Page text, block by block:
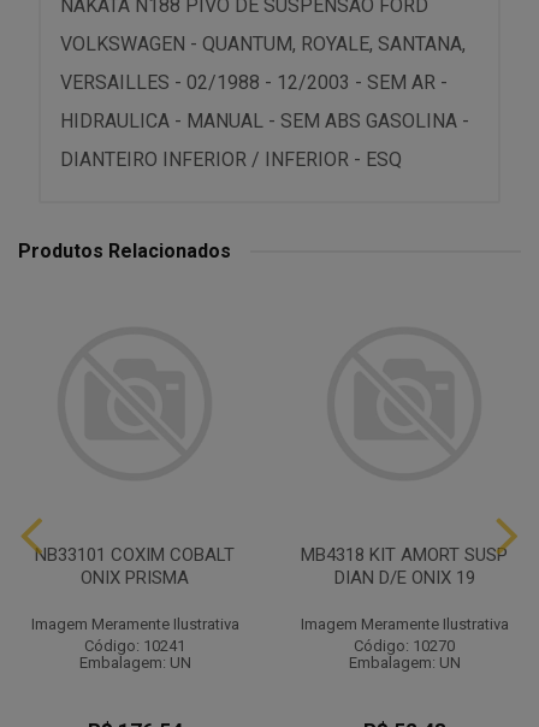
NAKATA N188 PIVO DE SUSPENSAO FORD
VOLKSWAGEN - QUANTUM, ROYALE, SANTANA,
VERSAILLES - 02/1988 - 12/2003 - SEM AR -
HIDRAULICA - MANUAL - SEM ABS GASOLINA -
DIANTEIRO INFERIOR / INFERIOR - ESQ
Produtos Relacionados
NB33101 COXIM COBALT
ONIX PRISMA
Imagem Meramente Ilustrativa
Código: 10241
Embalagem: UN
MB4318 KIT AMORT SUSP
DIAN D/E ONIX 19
Imagem Meramente Ilustrativa
Código: 10270
Embalagem: UN